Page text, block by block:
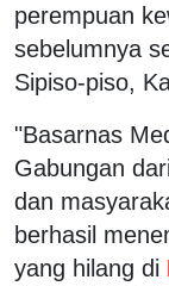
perempuan
sebelumnya
Sipiso-piso,
"Basarnas
Gabungan
dan
berhasil
yang hilang di